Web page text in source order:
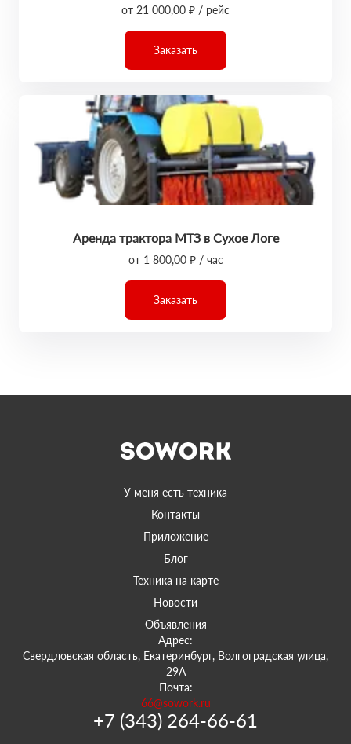
от 21 000,00 ₽ / рейс
Заказать
Аренда трактора МТЗ в Сухое Логе
от 1 800,00 ₽ / час
Заказать
У меня есть техника
Контакты
Приложение
Блог
Техника на карте
Новости
Объявления
Адрес:
Свердловская область, Екатеринбург, Волгоградская улица,
29А
Почта:
66@sowork.ru
+7 (343) 264-66-61